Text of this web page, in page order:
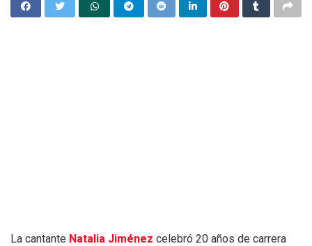
La cantante Natalia Jiménez celebró 20 años de carrera